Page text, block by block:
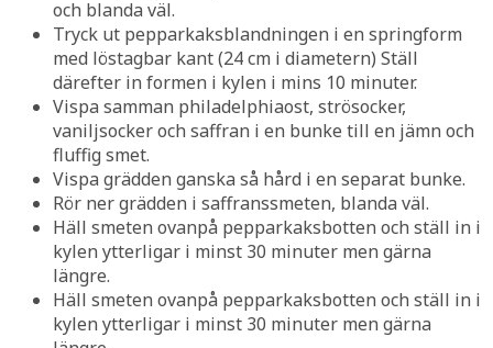
och blanda väl.
Tryck ut pepparkaksblandningen i en springform
med löstagbar kant (24 cm i diametern) Ställ
därefter in formen i kylen i mins 10 minuter.
Vispa samman philadelphiaost, strösocker,
vaniljsocker och saffran i en bunke till en jämn och
fluffig smet.
Vispa grädden ganska så hård i en separat bunke.
Rör ner grädden i saffranssmeten, blanda väl.
Häll smeten ovanpå pepparkaksbotten och ställ in i
kylen ytterligar i minst 30 minuter men gärna
längre.
Häll smeten ovanpå pepparkaksbotten och ställ in i
kylen ytterligar i minst 30 minuter men gärna